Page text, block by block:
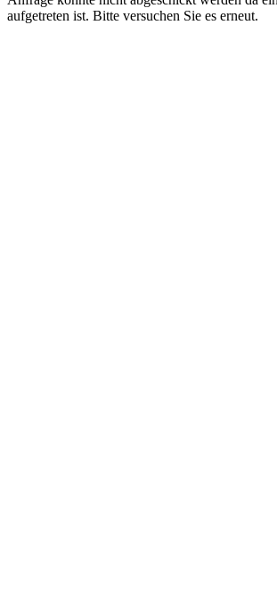
aufgetreten ist. Bitte versuchen Sie es erneut.